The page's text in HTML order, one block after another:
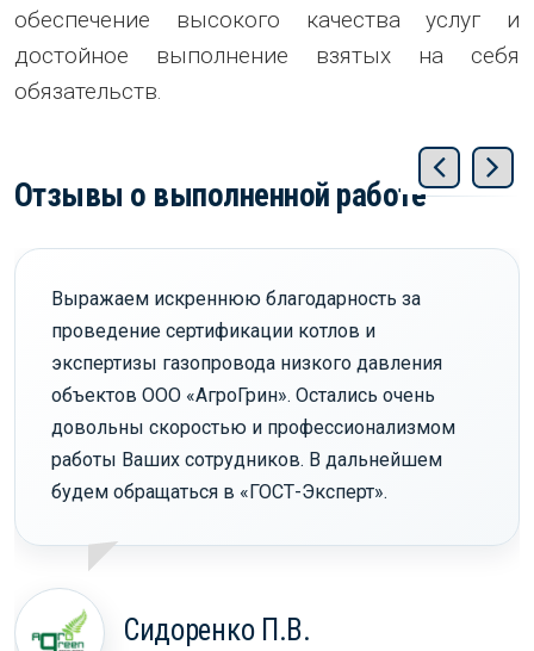
обеспечение высокого качества услуг и
достойное выполнение взятых на себя
обязательств.
Отзывы о выполненной работе
Выражаем искреннюю благодарность за
проведение сертификации котлов и
экспертизы газопровода низкого давления
объектов ООО «АгроГрин». Остались очень
довольны скоростью и профессионализмом
работы Ваших сотрудников. В дальнейшем
будем обращаться в «ГОСТ-Эксперт».
Сидоренко П.В.